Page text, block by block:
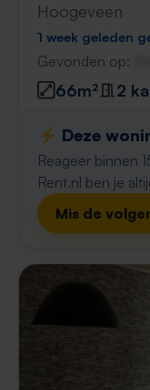
Hoogeveen
1 week geleden
Gevonden op:
66m² 2
⚡️ Deze
Reageer binnen
Rent.nl ben je
Mis de